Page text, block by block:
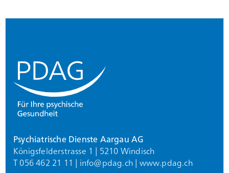
Psychiatrische Dienste Aargau AG
Königsfelderstrasse 1 | 5210 Windisch
T 056 462 21 11 | info@pdag.ch www.pdag.ch